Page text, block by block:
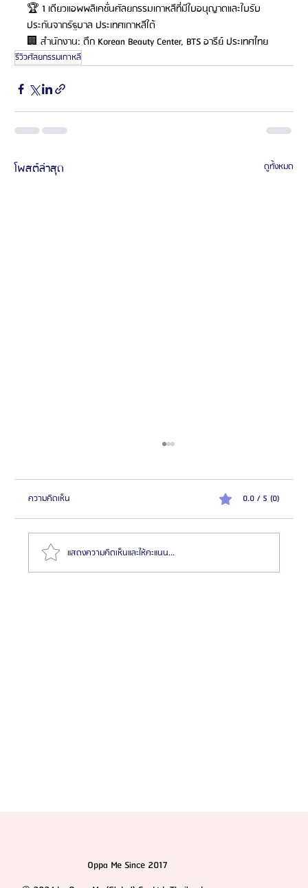
🏆 1 เดียวแอพพลิเคชั่นศัลยกรรมเกาหลีที่มีใบอนุญาตและใบรับ
ประกันจากรัฐบาล ประเทศเกาหลีใต้
🏢 สำนักงาน: ตึก Korean Beauty Center, BTS อารีย์ ประเทศไทย
รีวิวศัลยกรรมเกาหลี
โพสต์ล่าสุด ดูทั้งหมด
ความคิดเห็น 0.0 / 5 (0)
แสดงความคิดเห็นและให้คะแนน...
Oppa Me Since 2017